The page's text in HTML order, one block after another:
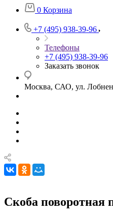
0 Корзина
+7 (495) 938-39-96
Телефоны
+7 (495) 938-39-96
Заказать звонок
Москва, САО, ул.
Скоба поворотная